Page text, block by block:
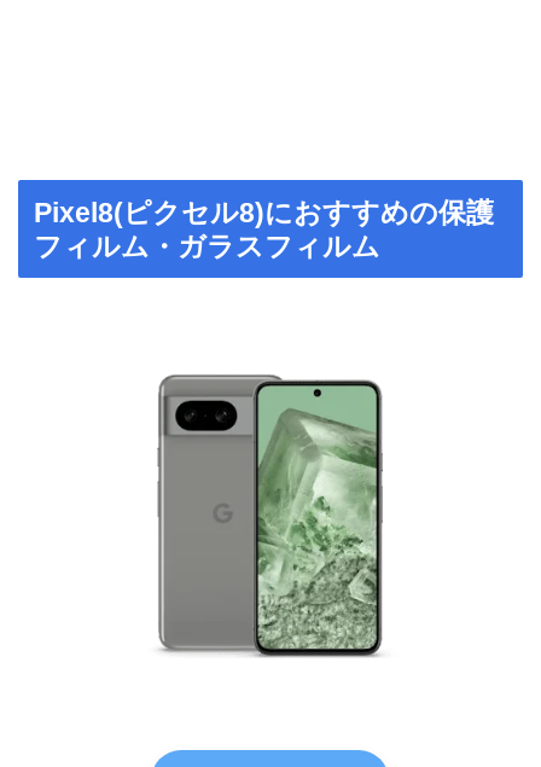
Pixel8(ピクセル8)におすすめの保護
フィルム・ガラスフィルム